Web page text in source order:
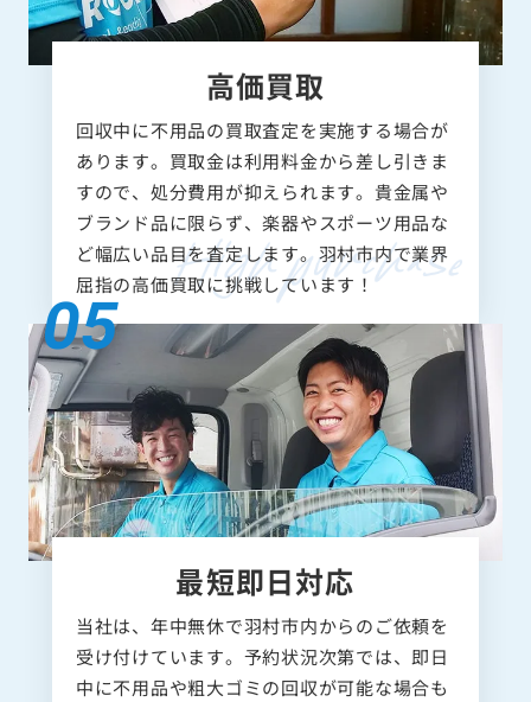
高価買取
回収中に不用品の買取査定を実施する場合が
あります。買取金は利用料金から差し引きま
すので、処分費用が抑えられます。貴金属や
ブランド品に限らず、楽器やスポーツ用品な
ど幅広い品目を査定します。羽村市内で業界
屈指の高価買取に挑戦しています！
最短即日対応
当社は、年中無休で羽村市内からのご依頼を
受け付けています。予約状況次第では、即日
中に不用品や粗大ゴミの回収が可能な場合も